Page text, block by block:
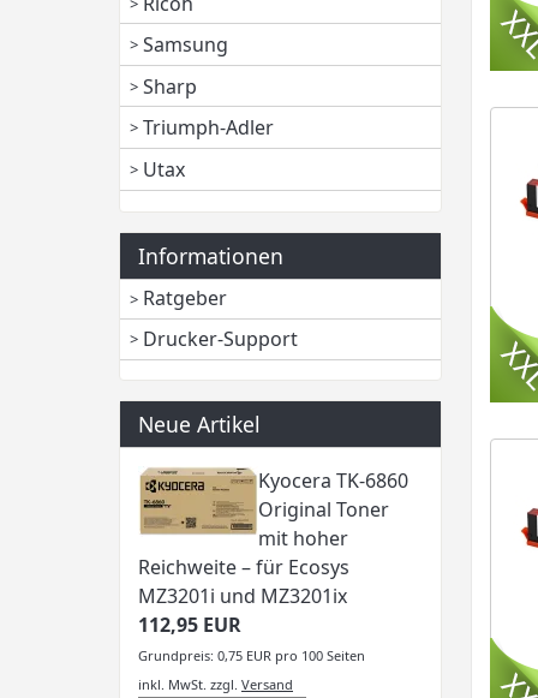
Samsung
Sharp
Triumph-Adler
Utax
Informationen
Ratgeber
Drucker-Support
Neue Artikel
Kyocera TK-6860
Original Toner
mit hoher
Reichweite – für Ecosys
MZ3201i und MZ3201ix
112,95 EUR
Grundpreis: 0,75 EUR pro 100 Seiten
inkl. MwSt. zzgl. Versand